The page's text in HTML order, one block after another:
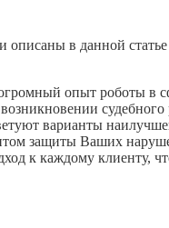
в данной
опыт роботы в
варианты
защиты Ваших
к каждому клиенту,